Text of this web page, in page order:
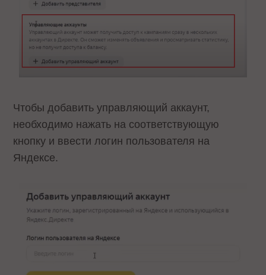
Чтобы добавить управляющий аккаунт,
необходимо нажать на соответствующую
кнопку и ввести логин пользователя на
Яндексе.